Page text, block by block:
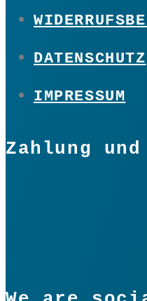
DATENSCHUTZ
IMPRESSUM
Zahlung